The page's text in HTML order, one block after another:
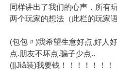
同样讲出了我们的心声，所有
两个玩家的想法（此栏的玩家
(包包〃)我希望生意好点.好人
点.朋友不坏点.骗子少点..
(||Jiǎ装)我要钱！！！！！！！